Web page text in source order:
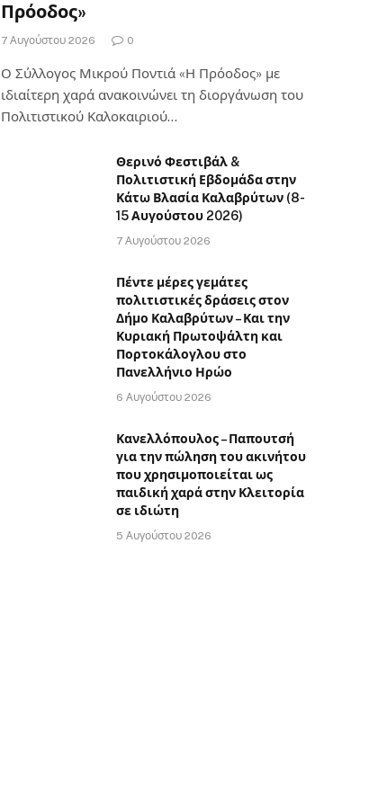
Πρόοδος»
7 Αυγούστου 2026 0
Ο Σύλλογος Μικρού Ποντιά «Η Πρόοδος» με
ιδιαίτερη χαρά ανακοινώνει τη διοργάνωση του
Πολιτιστικού Καλοκαιριού…
Θερινό Φεστιβάλ &
Πολιτιστική Εβδομάδα στην
Κάτω Βλασία Καλαβρύτων (8-
15 Αυγούστου 2026)
7 Αυγούστου 2026
Πέντε μέρες γεμάτες
πολιτιστικές δράσεις στον
Δήμο Καλαβρύτων – Και την
Κυριακή Πρωτοψάλτη και
Πορτοκάλογλου στο
Πανελλήνιο Ηρώο
6 Αυγούστου 2026
Κανελλόπουλος – Παπουτσή
για την πώληση του ακινήτου
που χρησιμοποιείται ως
παιδική χαρά στην Κλειτορία
σε ιδιώτη
5 Αυγούστου 2026